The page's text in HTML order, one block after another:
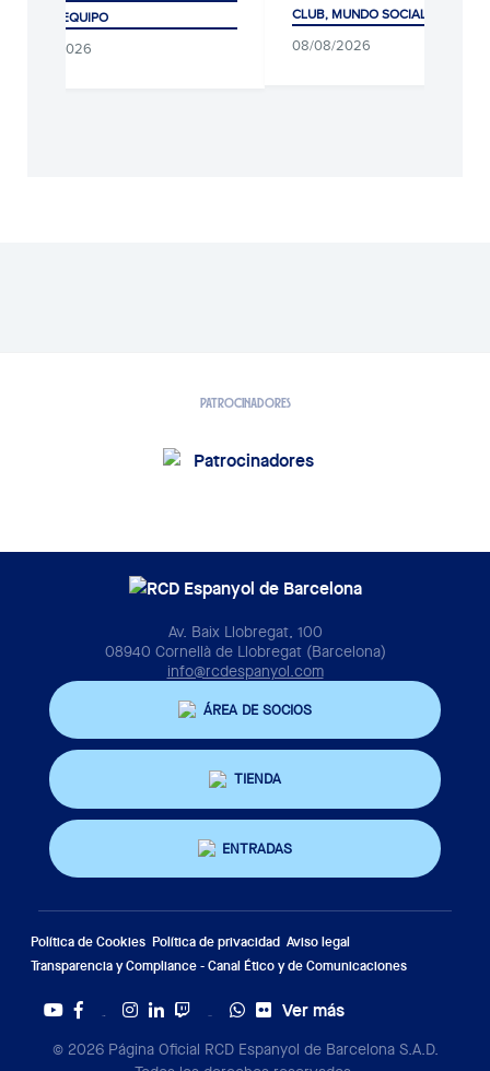
PRIMER EQUIPO
08/08/2026
CLUB, MUNDO SOCIAL Y
08/08/2026
PATROCINADORES
Av. Baix Llobregat, 100
08940 Cornellà de Llobregat (Barcelona)
info@rcdespanyol.com
ÁREA DE SOCIOS
TIENDA
ENTRADAS
Política de Cookies Política de privacidad Aviso legal
Transparencia y Compliance - Canal Ético y de Comunicaciones
Ver más
© 2026 Página Oficial RCD Espanyol de Barcelona S.A.D.